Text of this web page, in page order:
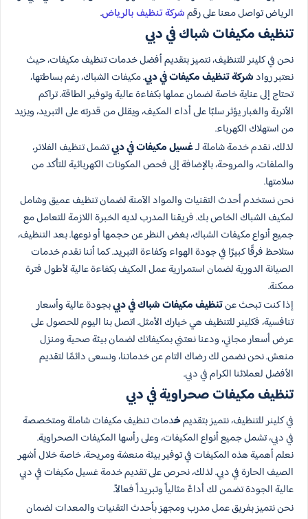
الرياض تواصل معنا على رقمشركة تنظيف بالرياض.
تنظيف مكيفات شباك في دبي
نحن في كلينر للتنظيف، نتميز بتقديم أفضل خدمات تنظيف مكيفات، حيث
نعتبر روادشركة تنظيف مكيفات في دبي. مكيفات الشباك، رغم بساطتها،
تحتاج إلى عناية خاصة لضمان عملها بكفاءة عالية وتوفير الطاقة. تراكم
الأتربة والغبار يؤثر سلبًا على أداء المكيف، ويقلل من قدرته على التبريد، ويزيد
من استهلاك الكهرباء.
لذلك، نقدم خدمة شاملة لـغسيل مكيفات في دبيتشمل تنظيف الفلاتر،
والملفات، والمروحة، بالإضافة إلى فحص المكونات الكهربائية للتأكد من
سلامتها.
نحن نستخدم أحدث التقنيات والمواد الآمنة لضمان تنظيف عميق وشامل
لمكيف الشباك الخاص بك. فريقنا المدرب لديه الخبرة اللازمة للتعامل مع
جميع أنواع مكيفات الشباك، بغض النظر عن حجمها أو نوعها. بعد التنظيف،
ستلاحظ فرقًا كبيرًا في جودة الهواء وكفاءة التبريد. كما أننا نقدم خدمات
الصيانة الدورية لضمان استمرارية عمل المكيف بكفاءة عالية لأطول فترة
ممكنة.
إذا كنت تبحث عنتنظيف مكيفات شباك في دبيبجودة عالية وأسعار
تنافسية، فكلينر للتنظيف هي خيارك الأمثل. اتصل بنا اليوم للحصول على
عرض أسعار مجاني، ودعنا نعتني بمكيفاتك لضمان بيئة صحية ومنزل
منعش. نحن نضمن لك رضاك التام عن خدماتنا، ونسعى دائمًا لتقديم
الأفضل لعملائنا الكرام في دبي.
تنظيف مكيفات صحراوية في دبي
في كلينر للتنظيف، نتميز بتقديمخدمات تنظيف مكيفات شاملة ومتخصصة
في دبي، تشمل جميع أنواع المكيفات، وعلى رأسها المكيفات الصحراوية.
نعلم أهمية هذه المكيفات في توفير بيئة منعشة ومريحة، خاصة خلال أشهر
الصيف الحارة في دبي. لذلك، نحرص على تقديم خدمة غسيل مكيفات في دبي
عالية الجودة تضمن لك أداءً مثالياً وتبريداً فعالاً.
نحن نتميز بفريق عمل مدرب ومجهز بأحدث التقنيات والمعدات لضمان